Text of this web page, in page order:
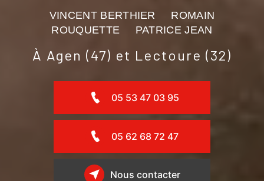
VINCENT BERTHIER ROMAIN
ROUQUETTE PATRICE JEAN
À Agen (47) et Lectoure (32)
05 53 47 03 95
05 62 68 72 47
Nous contacter